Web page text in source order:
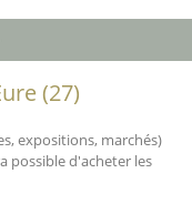
(27)
expositions, marchés)
possible d'acheter les